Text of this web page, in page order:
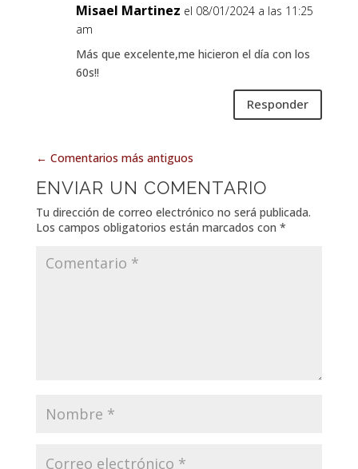
Misael Martinez el 08/01/2024 a las 11:25
am
Más que excelente,me hicieron el día con los
60s!!
Responder
← Comentarios más antiguos
ENVIAR UN COMENTARIO
Tu dirección de correo electrónico no será publicada.
Los campos obligatorios están marcados con *